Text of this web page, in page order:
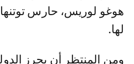
هوغو لوريس، حارس
لها.
ومن المنتظر أن يحرز